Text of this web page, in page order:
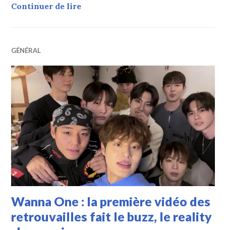
Continuer de lireTOP 30 par réputation des groupes
GÉNÉRAL
Wanna One : la première vidéo des
retrouvailles fait le buzz, le reality